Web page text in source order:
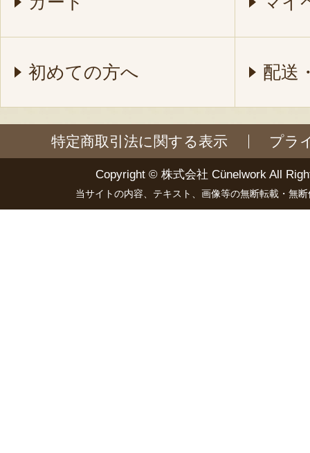
初めての方へ 配送
特定商取引法に関する表示 プラ
Copyright © 株式会社 Cünelwork All
当サイトの内容、テキスト、画像等の無断転載・無